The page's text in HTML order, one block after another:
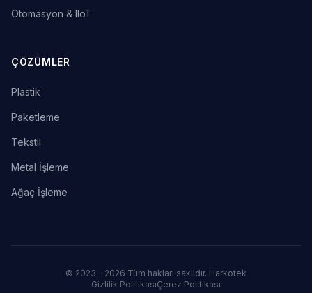
Otomasyon & IIoT
ÇÖZÜMLER
Plastik
Paketleme
Tekstil
Metal İşleme
Ağaç İşleme
© 2023 - 2026 Tüm hakları saklıdır. Harkotek
Gizlilik PolitikasıÇerez Politikası